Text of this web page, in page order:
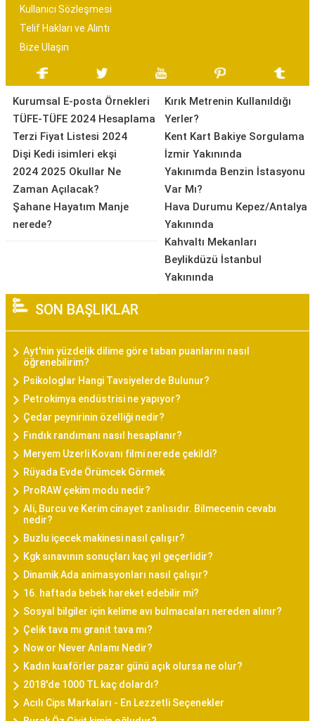
Kullanıcı Sözleşmesi
Telif Hakları ve Alıntı
Bize Ulaşın
Kurumsal E-posta Örnekleri
TÜFE-TÜFE 2024 Hesaplama
Terzi Fiyat Listesi 2024
Dişi Kedi isimleri ekşi
2024 2025 Okullar Ne
Zaman Açılacak?
Şahane Hayatım Manje
nerede?
Kırık Metrenin Kullanıldığı
Yerler?
Kent Kart Bakiye Sorgulama
İzmir Yakınında
Yakınımda Benzin İstasyonu
Var Mı?
Hava Durumu Kepez/Antalya
Yakınında
Kahvaltı Mekanları
Beylikdüzü İstanbul
Yakınında
SON BAŞLIKLAR
Ayt'nin yüzdelik dilime göre taban puanlarını nasıl
öğrenebilirim?
Psikologlar Hangi Tavsiyelerde Bulunur?
Petrokimya endüstrisi ne yapıyor?
Çedar peynirinin özelliği nedir?
Fındık randımanı nasıl hesaplanır?
Meryem Uzerli Kovanı filmi nerede çekildi?
Rüyada Evde Örümcek Görmek
ProRAW çekim modu nedir?
Ali, Burcu ve Kerim cinayet zanlısıdır. Bilmecenin cevabı
nedir?
Buzlu içecek makinesi nasıl çalışır?
Kgk sınavının sonuçları kaç yıl geçerlidir?
Dinamik Ada animasyonları nasıl çalışır?
16. haftada bebek hareket edebilir mi?
Sosyal bilgiler için kelime avı bulmacaları nereden alınır?
Çelik tava mı granit tava mı?
Now or Never Anlamı Nedir?
Kadın kuaförler pazar günü açık olursa ne olur?
2018'de 1000 TL kaç dolardı?
Acılı Cips Markaları - En Lezzetli Seçenekler